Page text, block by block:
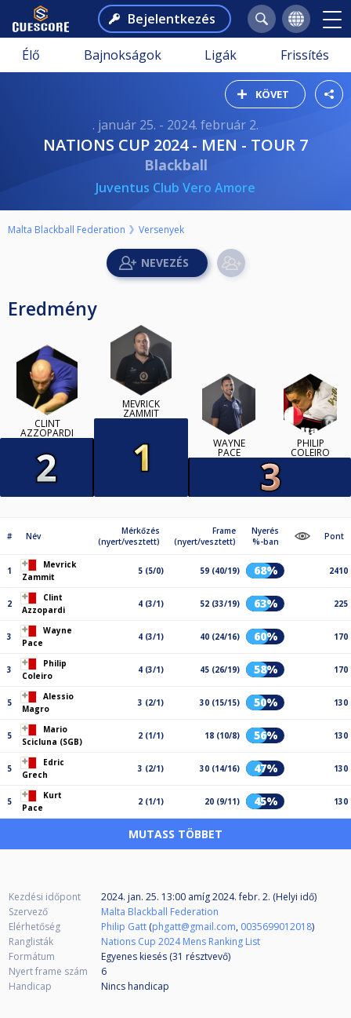
Bejelentkezés
Élő Bajnokságok Ligák Frissítés
KÖVET
. január 25. - 2024. február 2.
NATIONS CUP 2024 - MEN - TOUR 7
Blackball
Juventus Club Vero Amore
Malta Blackball Federation Versenyek
Eredmény
CLINT
AZZOPARDI
MEVRICK
ZAMMIT
WAYNE
PACE
PHILIP
COLEIRO
# Név
Mérkőzés
(nyert/vesztett)
Frame
(nyert/vesztett)
Nyerés
%-ban
Pont
1
Mevrick
Zammit
5 (5/0) 59 (40/19) 68% 2410
2
Clint
Azzopardi
4 (3/1) 52 (33/19) 63% 225
3
Wayne
Pace
4 (3/1) 40 (24/16) 60% 170
3
Philip
Coleiro
4 (3/1) 45 (26/19) 58% 170
5
Alessio
Magro
3 (2/1) 30 (15/15) 50% 130
5
Mario
Scicluna (SGB)
2 (1/1) 18 (10/8) 56% 130
5
Edric
Grech
3 (2/1) 30 (14/16) 47% 130
5
Kurt
Pace
2 (1/1) 20 (9/11) 45% 130
MUTASS TÖBBET
Kezdési időpont 2024. jan. 25. 13:00 amíg2024. febr. 2. (Helyi idő)
Szervező
Malta Blackball Federation
Elérhetőség
Philip Gatt (phgatt@gmail.com, 0035699012018)
Ranglisták
Nations Cup 2024 Mens Ranking List
Formátum
Egyenes kiesés (31 résztvevő)
Nyert frame szám
6
Handicap
Nincs handicap